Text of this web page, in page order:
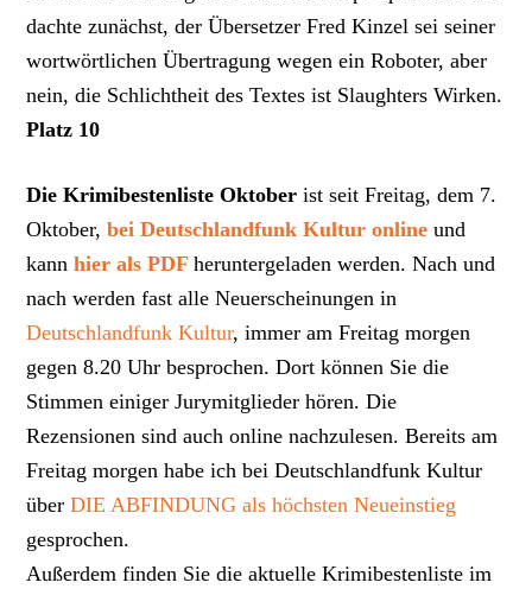
dachte zunächst, der Übersetzer Fred Kinzel sei seiner
wortwörtlichen Übertragung wegen ein Roboter, aber
nein, die Schlichtheit des Textes ist Slaughters Wirken.
Platz 10
Die Krimibestenliste Oktoberist seit Freitag, dem 7.
Oktober,bei Deutschlandfunk Kultur online und
kannhier als PDFheruntergeladen werden. Nach und
nach werden fast alle Neuerscheinungen in
Deutschlandfunk Kultur, immer am Freitag morgen
gegen 8.20 Uhr besprochen. Dort können Sie die
Stimmen einiger Jurymitglieder hören. Die
Rezensionen sind auch online nachzulesen. Bereits am
Freitag morgen habe ich bei Deutschlandfunk Kultur
überDIE ABFINDUNG als höchsten Neueinstieg
gesprochen.
Außerdem finden Sie die aktuelle Krimibestenliste im